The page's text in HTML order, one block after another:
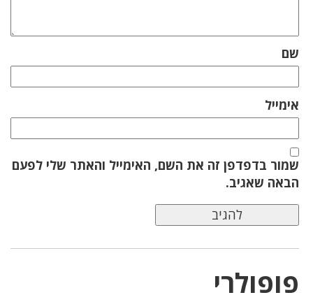
שם
אימייל
שמור בדפדפן זה את השם, האימייל והאתר שלי לפעם
הבאה שאגיב.
פופולרי